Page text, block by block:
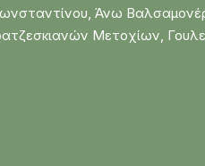
Άνω
Μετοχίων,